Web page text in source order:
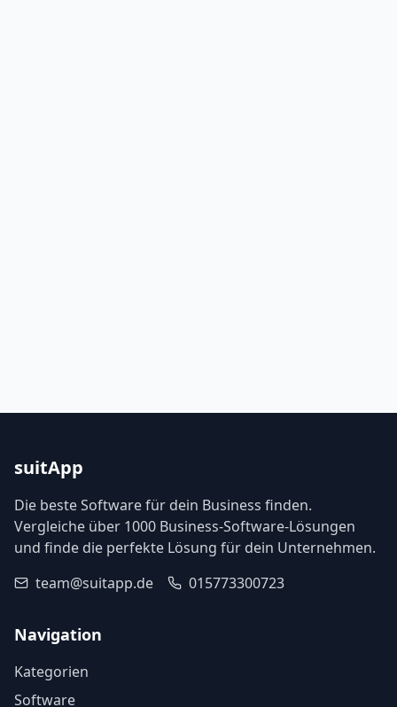
suitApp
Die beste Software für dein Business finden.
Vergleiche über 1000 Business-Software-Lösungen
und finde die perfekte Lösung für dein Unternehmen.
team@suitapp.de
015773300723
Navigation
Kategorien
Software